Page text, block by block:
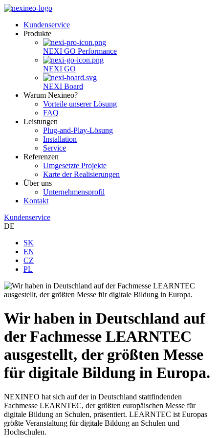
Kundenservice
Produkte
NEXI GO Performance
NEXI GO
NEXI Board
Warum Nexineo?
Vorteile unserer Lösung
FAQ
Leistungen
Plug-and-Play-Lösung
Installation
Service
Referenzen
Umgesetzte Projekte
Karte der Realisierungen
Über uns
Unternehmensprofil
Kontakt
Kundenservice
DE
SK
EN
CZ
PL
Wir haben in Deutschland auf
der Fachmesse LEARNTEC
ausgestellt, der größten Messe
für digitale Bildung in Europa.
NEXINEO hat sich auf der in Deutschland stattfindenden
Fachmesse LEARNTEC, der größten europäischen Messe für
digitale Bildung an Schulen, präsentiert. LEARNTEC ist Europas
größte Veranstaltung für digitale Bildung an Schulen und
Hochschulen.